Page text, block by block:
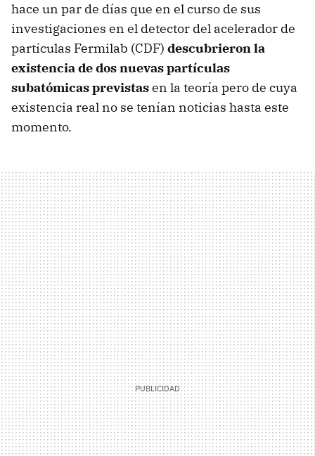
hace un par de días que en el curso de sus
investigaciones en el detector del acelerador de
partículas Fermilab (CDF) descubrieron la
existencia de dos nuevas partículas
subatómicas previstasen la teoría pero de cuya
existencia real no se tenían noticias hasta este
momento.